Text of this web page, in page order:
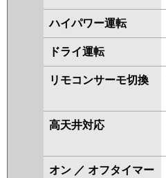
PCZX-
PCZX-
RPC-
RPC-
RPCK-
ハイパワー運転
ドライ運転
リモコンサーモ切換
高天井対応
オン ／ オフタイマー